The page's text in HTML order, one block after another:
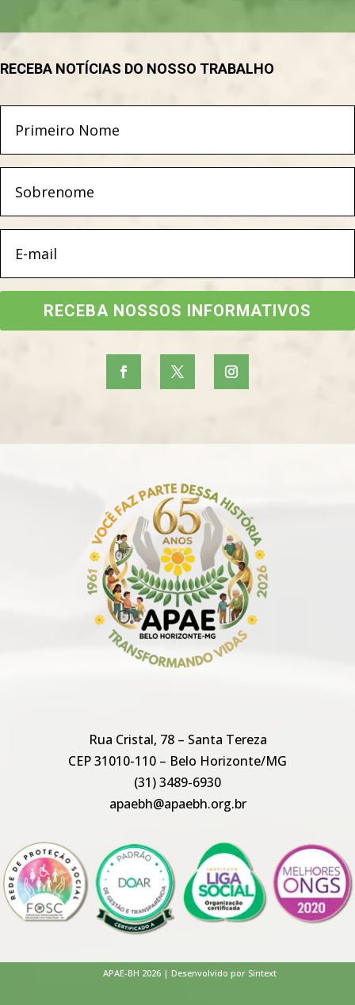
RECEBA NOTÍCIAS DO NOSSO TRABALHO
RECEBA NOSSOS INFORMATIVOS
Rua Cristal, 78 – Santa Tereza
CEP 31010-110 – Belo Horizonte/MG
(31) 3489-6930
apaebh@apaebh.org.br
APAE-BH 2026 | Desenvolvido por Sintext